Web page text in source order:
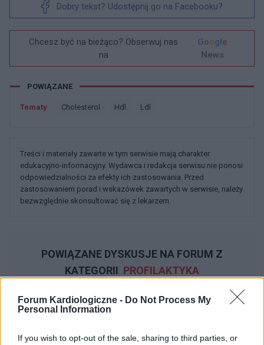
Forum Kardiologiczne - Do Not Process My
Personal Information
If you wish to opt-out of the sale, sharing to third parties, or
Dobry tekst? Udostępnij go na Facebooku?
Chcesz być na bieżąco? Obserwuj nas
na
Google
News
POWIĄZANE
Tematy Cholesterol Hdl Ldl
Treści i materiały zawarte w tym serwisie mają charakter
edukacyjno-informacyjny. Wydawca i redakcja serwisu nie ponosi
odpowiedzialności za efekty ich zastosowania. Przed
zastosowaniem porad i wskazówek zawartych w serwisie, należy
bezwzględnie skonsultować się z lekarzem.
POWIĄZANE DYSKUSJE NA FORUM Z
KATEGORII PROFILAKTYKA
patryksko
Forum:Profilaktyka